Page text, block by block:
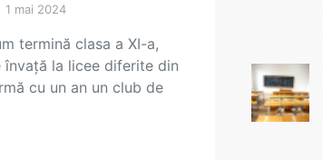
1 mai 2024
termină clasa a XI-a,
învață la licee diferite din
cu un an un club de